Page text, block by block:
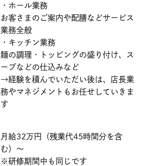
・ホール業務
お客さまのご案内や配膳などサービス
業務全般
・キッチン業務
麺の調理・トッピングの盛り付け、ス
ープなどの仕込みなど
→経験を積んでいただい後は、店長業
務やマネジメントもお任せしていきま
す
月給32万円（残業代45時間分を含
む）〜
※研修期間中も同じです